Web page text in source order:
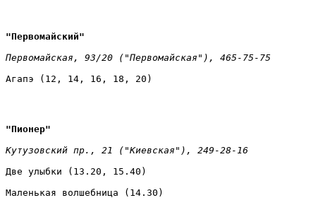
"Первомайский"
Первомайская, 93/20 ("Первомайская"), 465-75-75
Агапэ (12, 14, 16, 18, 20)
"Пионер"
Кутузовский пр., 21 ("Киевская"), 249-28-16
Две улыбки (13.20, 15.40)
Маленькая волшебница (14.30)